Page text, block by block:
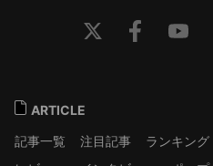
ARTICLE
記事一覧
注目記事 ランキング